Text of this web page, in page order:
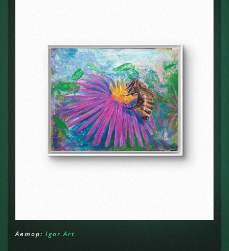
Автор: Igor Art